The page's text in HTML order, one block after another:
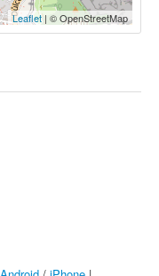
Leaflet| © OpenStreetMap